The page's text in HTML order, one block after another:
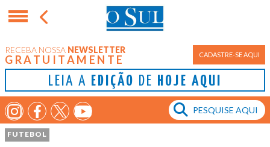
RECEBA NOSSA NEWSLETTER
GRATUITAMENTE CADASTRE-SE AQUI
LEIA A EDIÇÃO DE HOJE AQUI
FUTEBOL